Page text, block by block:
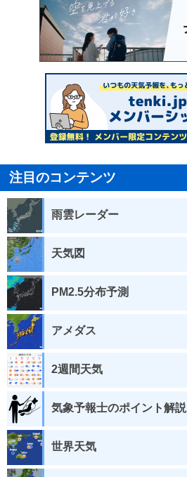
注目のコンテンツ
雨雲レーダー
天気図
PM2.5分布予測
アメダス
2週間天気
気象予報士のポイント解説
世界天気